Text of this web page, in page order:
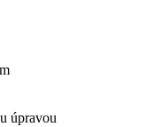
úpravou